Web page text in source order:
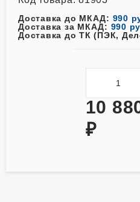
Доставка до МКАД: 990
Доставка за МКАД: 990
Доставка до ТК (ПЭК,
10
₽